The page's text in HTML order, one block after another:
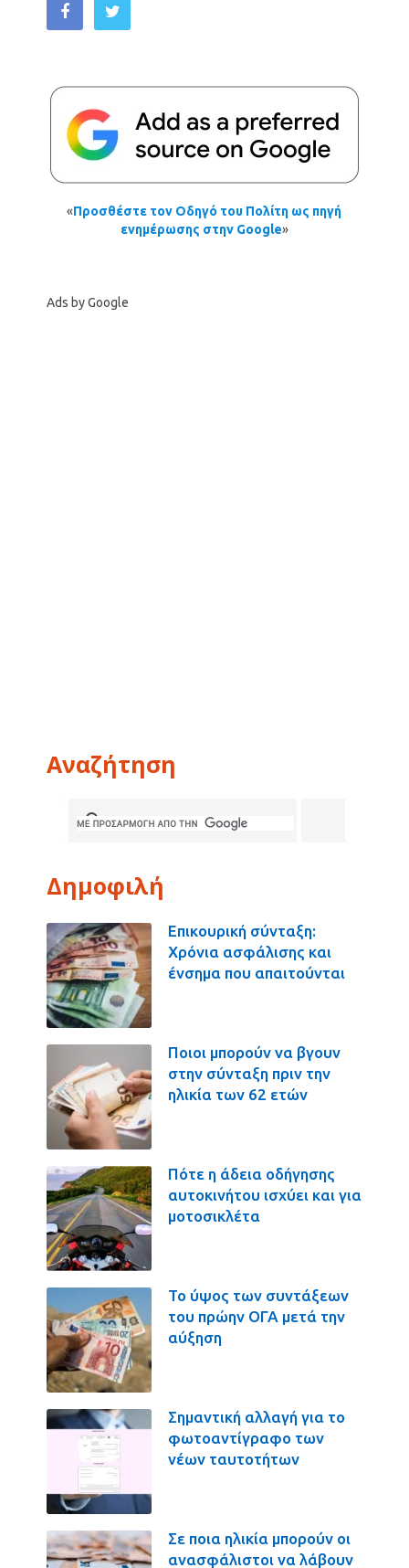
«Προσθέστε τον Οδηγό του Πολίτη ως πηγή
ενημέρωσης στην Google»
Ads by Google
Αναζήτηση
Δημοφιλή
Επικουρική σύνταξη:
Χρόνια ασφάλισης και
ένσημα που απαιτούνται
Ποιοι μπορούν να βγουν
στην σύνταξη πριν την
ηλικία των 62 ετών
Πότε η άδεια οδήγησης
αυτοκινήτου ισχύει και για
μοτοσικλέτα
Το ύψος των συντάξεων
του πρώην ΟΓΑ μετά την
αύξηση
Σημαντική αλλαγή για το
φωτοαντίγραφο των
νέων ταυτοτήτων
Σε ποια ηλικία μπορούν οι
ανασφάλιστοι να λάβουν